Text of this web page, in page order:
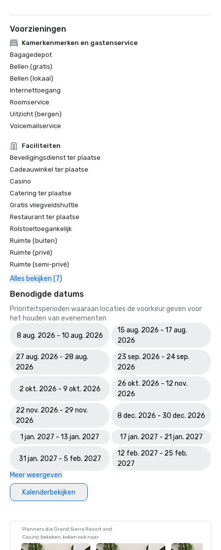
Voorzieningen
Kamerkenmerken en gastenservice
Bagagedepot
Bellen (gratis)
Bellen (lokaal)
Internettoegang
Roomservice
Uitzicht (bergen)
Voicemailservice
Faciliteiten
Beveiligingsdienst ter plaatse
Cadeauwinkel ter plaatse
Casino
Catering ter plaatse
Gratis vliegveldshuttle
Restaurant ter plaatse
Rolstoeltoegankelijk
Ruimte (buiten)
Ruimte (privé)
Ruimte (semi-privé)
Alles bekijken (7)
Benodigde datums
Prioriteitsperioden waaraan locaties de voorkeur geven voor
het houden van evenementen
8 aug. 2026 - 10 aug. 2026
15 aug. 2026 - 17 aug.
2026
27 aug. 2026 - 28 aug.
2026
23 sep. 2026 - 24 sep.
2026
2 okt. 2026 - 9 okt. 2026
26 okt. 2026 - 12 nov.
2026
22 nov. 2026 - 29 nov.
2026
8 dec. 2026 - 30 dec. 2026
1 jan. 2027 - 13 jan. 2027 17 jan. 2027 - 21 jan. 2027
31 jan. 2027 - 5 feb. 2027
12 feb. 2027 - 25 feb.
2027
Meer weergeven
Kalenderbekijken
Planners die Grand Sierra Resort and
Casino bekeken, keken ook naar